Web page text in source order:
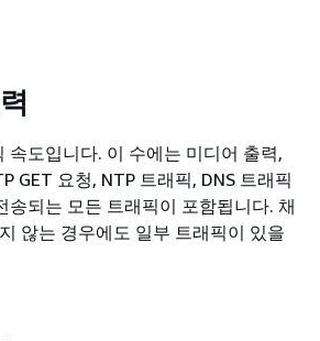
속도입니다. 이 수에는 미디어 출력,
GET 요청, NTP 트래픽, DNS 트래픽
송되는 모든 트래픽이 포함됩니다. 채
않는 경우에도 일부 트래픽이 있을